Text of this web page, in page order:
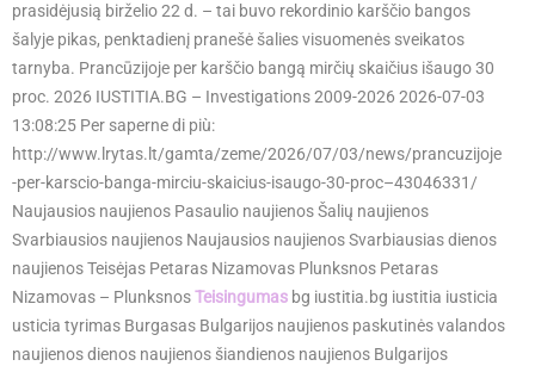
prasidėjusią birželio 22 d. – tai buvo rekordinio karščio bangos
šalyje pikas, penktadienį pranešė šalies visuomenės sveikatos
tarnyba. Prancūzijoje per karščio bangą mirčių skaičius išaugo 30
proc. 2026 IUSTITIA.BG – Investigations 2009-2026 2026-07-03
13:08:25 Per saperne di più:
http://www.lrytas.lt/gamta/zeme/2026/07/03/news/prancuzijoje
-per-karscio-banga-mirciu-skaicius-isaugo-30-proc–43046331/
Naujausios naujienos Pasaulio naujienos Šalių naujienos
Svarbiausios naujienos Naujausios naujienos Svarbiausias dienos
naujienos Teisėjas Petaras Nizamovas Plunksnos Petaras
Nizamovas – PlunksnosTeisingumas bg iustitia.bg iustitia iusticia
usticia tyrimas Burgasas Bulgarijos naujienos paskutinės valandos
naujienos dienos naujienos šiandienos naujienos Bulgarijos